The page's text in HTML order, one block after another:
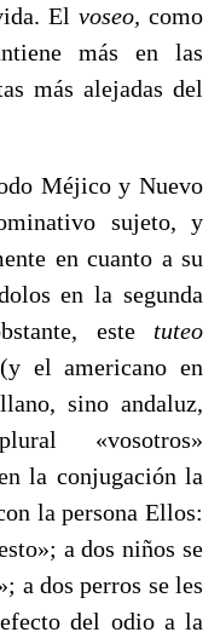
El voseo,como
más en las
más alejadas del
Méjico y Nuevo
sujeto, y
en cuanto a su
en la segunda
este tuteo
el americano en
sino andaluz,
«vosotros»
la conjugación la
la perso­na Ellos:
a dos niños se
a dos perros se les
del odio a la